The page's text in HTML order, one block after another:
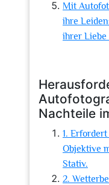
Mit
ihre
ihrer Liebe
Nachteile
1.
Objektive
Stativ.
2.